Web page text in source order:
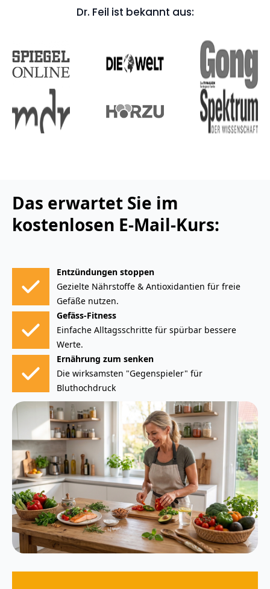
Dr. Feil ist bekannt aus:
Das erwartet Sie im
kostenlosen E‑Mail-Kurs:
Entzündungen stoppen
Gezielte Nährstoffe & Antioxidantien für freie
Gefäße nutzen.
Gefäss-Fitness
Einfache Alltagsschritte für spürbar bessere
Werte.
Ernährung zum senken
Die wirksamsten "Gegenspieler" für
Bluthochdruck